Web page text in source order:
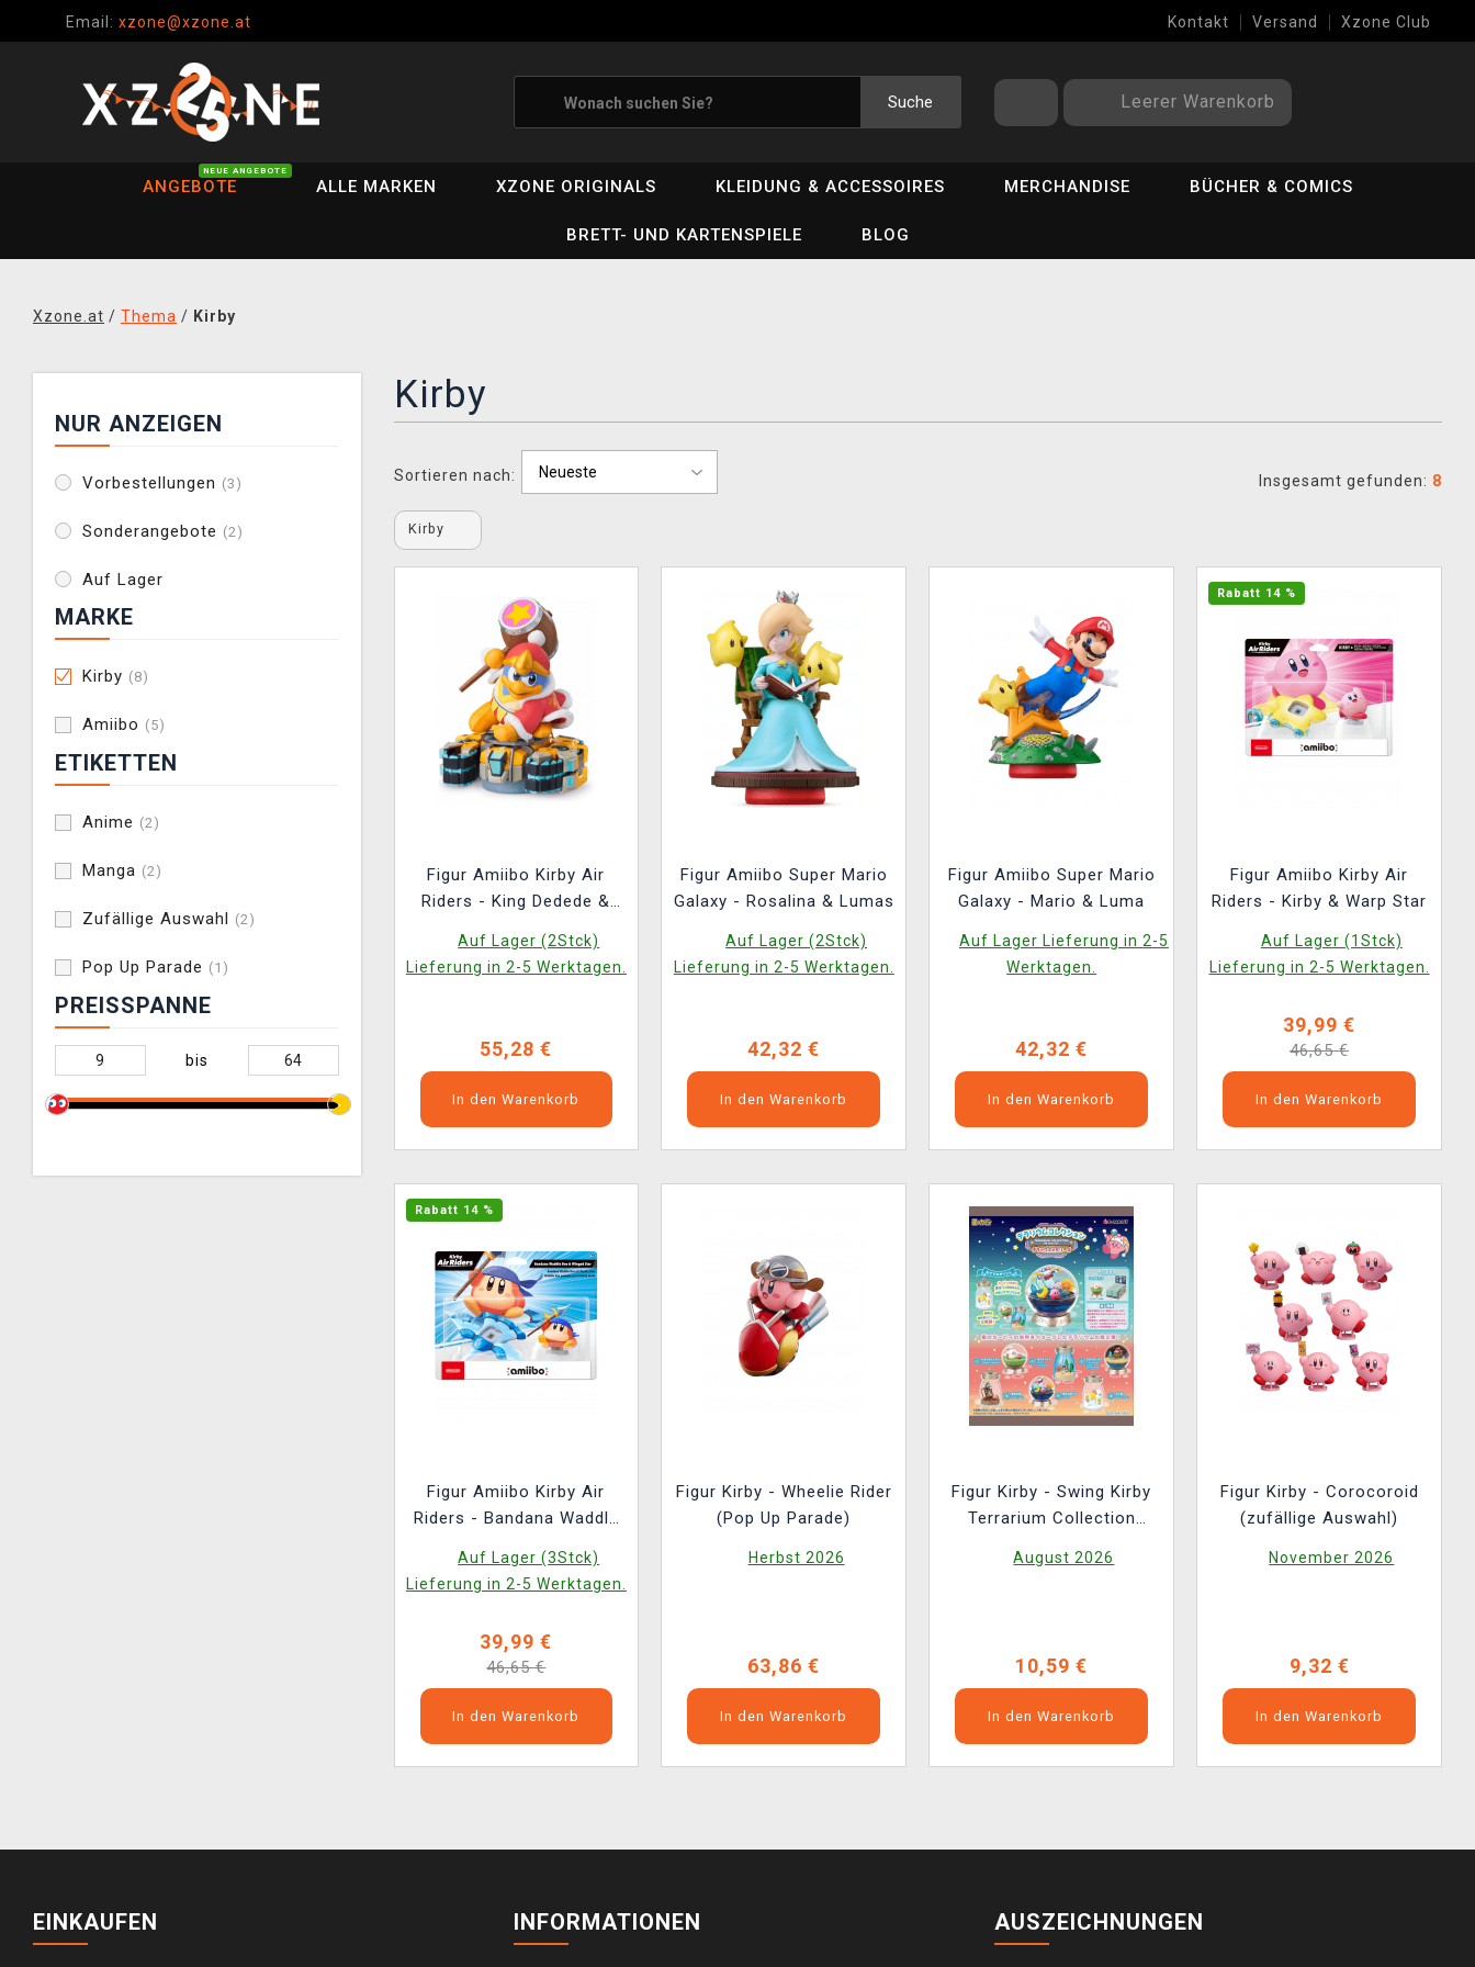
Email: xzone@xzone.at Kontakt Versand Xzone Club
Suche Leerer Warenkorb
ANGEBOTE
NEUE ANGEBOTE
ALLE MARKEN XZONE ORIGINALS KLEIDUNG & ACCESSOIRES MERCHANDISE BÜCHER & COMICS
BRETT- UND KARTENSPIELE BLOG
Xzone.at / Thema / Kirby
NUR ANZEIGEN
Vorbestellungen (3)
Sonderangebote (2)
Auf Lager
MARKE
Kirby (8)
Amiibo (5)
ETIKETTEN
Anime (2)
Manga (2)
Zufällige Auswahl (2)
Pop Up Parade (1)
PREISSPANNE
bis
Kirby
Sortieren nach: Insgesamt gefunden: 8
Kirby
Figur Amiibo Kirby Air
Riders - King Dedede &
Auf Lager (2Stck)
Lieferung in 2-5 Werktagen.
55,28 €
In den Warenkorb
Figur Amiibo Super Mario
Galaxy - Rosalina & Lumas
Auf Lager (2Stck)
Lieferung in 2-5 Werktagen.
42,32 €
In den Warenkorb
Figur Amiibo Super Mario
Galaxy - Mario & Luma
Auf Lager Lieferung in 2-5
Werktagen.
42,32 €
In den Warenkorb
Rabatt 14 %
Figur Amiibo Kirby Air
Riders - Kirby & Warp Star
Auf Lager (1Stck)
Lieferung in 2-5 Werktagen.
39,99 €
46,65 €
In den Warenkorb
Rabatt 14 %
Figur Amiibo Kirby Air
Riders - Bandana Waddle
Auf Lager (3Stck)
Lieferung in 2-5 Werktagen.
39,99 €
46,65 €
In den Warenkorb
Figur Kirby - Wheelie Rider
(Pop Up Parade)
Herbst 2026
63,86 €
In den Warenkorb
Figur Kirby - Swing Kirby
Terrarium Collection
August 2026
10,59 €
In den Warenkorb
Figur Kirby - Corocoroid
(zufällige Auswahl)
November 2026
9,32 €
In den Warenkorb
EINKAUFEN INFORMATIONEN AUSZEICHNUNGEN